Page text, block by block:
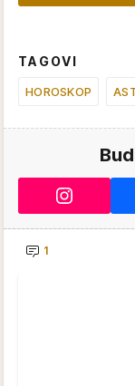
TAGOVI
HOROSKOP
1